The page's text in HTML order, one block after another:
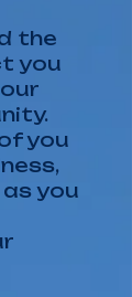
the
you
you
you